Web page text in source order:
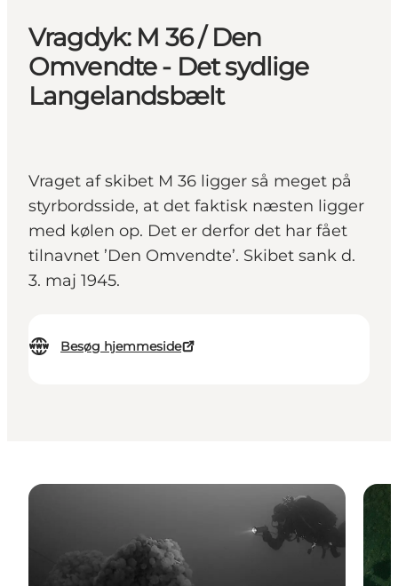
Vragdyk: M 36 / Den
Omvendte - Det sydlige
Langelandsbælt
Vraget af skibet M 36 ligger så meget på
styrbordsside, at det faktisk næsten ligger
med kølen op. Det er derfor det har fået
tilnavnet ’Den Omvendte’. Skibet sank d.
3. maj 1945.
Besøg hjemmeside